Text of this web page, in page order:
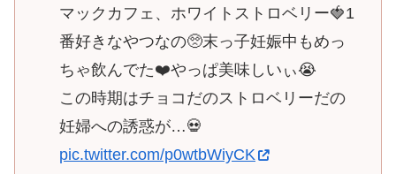
マックカフェ、ホワイトストロベリー🍓1
番好きなやつなの🥺末っ子妊娠中もめっ
ちゃ飲んでた❤️やっぱ美味しいぃ😭
この時期はチョコだのストロベリーだの
妊婦への誘惑が…💀
pic.twitter.com/p0wtbWiyCK